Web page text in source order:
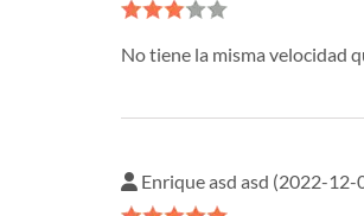
No tiene la misma velocidad
Enrique asd asd (2022-12-